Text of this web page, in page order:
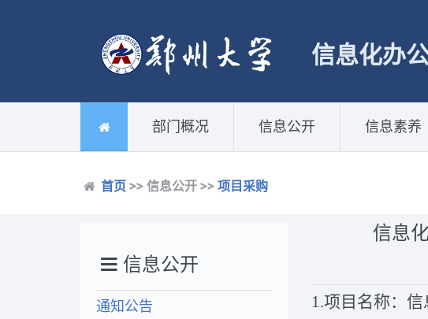
信息化办
部门概况 信息公开 信息素养
首页>> 信息公开 >>项目采购
信息公开
通知公告
信息
1.项目名称：信